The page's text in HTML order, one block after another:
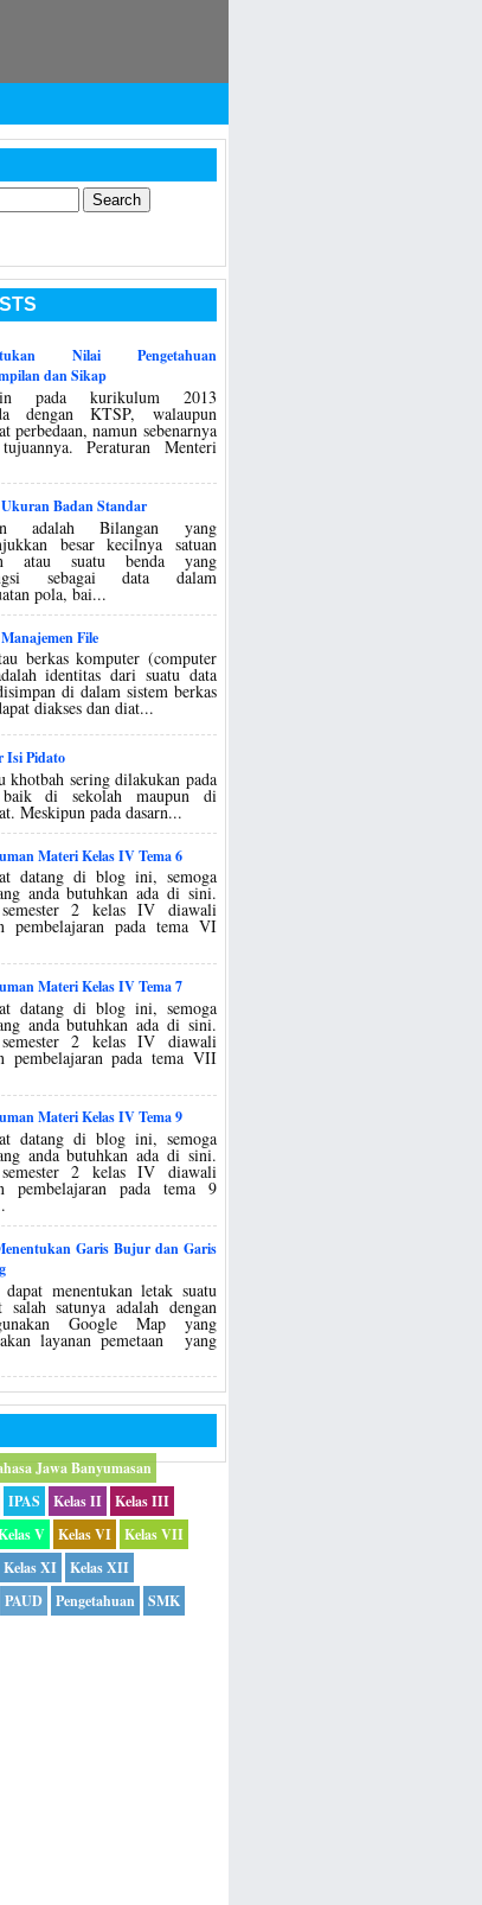
Nilai Pengetahuan
dan Sikap
pada kurikulum 2013
dengan KTSP, walaupun
perbedaan, namun sebenarnya
Peraturan Menteri
Badan Standar
adalah Bilangan yang
besar kecilnya satuan
atau suatu benda yang
sebagai data dalam
pola, bai...
File
berkas komputer (computer
identitas dari suatu data
di dalam sistem berkas
diakses dan diat...
Isi Pidato
khotbah sering dilakukan pada
baik di sekolah maupun di
Meskipun pada dasarn...
Materi Kelas IV Tema 6
datang di blog ini, semoga
anda butuhkan ada di sini.
2 kelas IV diawali
pembelajaran pada tema VI
Materi Kelas IV Tema 7
datang di blog ini, semoga
anda butuhkan ada di sini.
2 kelas IV diawali
pembelajaran pada tema VII
Materi Kelas IV Tema 9
datang di blog ini, semoga
anda butuhkan ada di sini.
2 kelas IV diawali
pembelajaran pada tema 9
Garis Bujur dan Garis
menentukan letak suatu
salah satunya adalah dengan
Google Map yang
layanan pemetaan yang
Jawa Banyumasan
IPAS Kelas II
Kelas III
V Kelas VI
Kelas VII
Kelas XI
Kelas XII
PAUD Pengetahuan SMK